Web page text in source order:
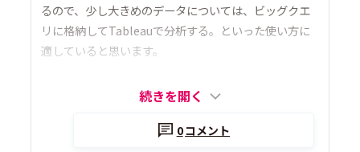
るので、少し大きめのデータについては、ビッグクエ
リに格納してTableauで分析する。といった使い方に
適していると思います。
続きを開く
0コメント